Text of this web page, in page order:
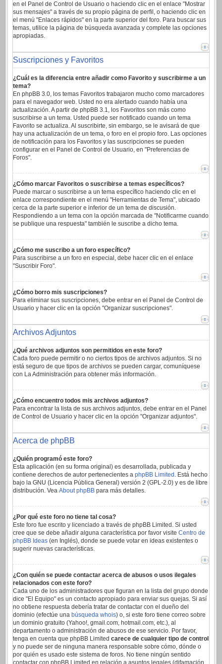
en el Panel de Control de Usuario o haciendo clic en el enlace "Mostrar
sus mensajes" a través de su propio página de perfil, o haciendo clic en
el menú "Enlaces rápidos" en la parte superior del foro. Para buscar sus
temas, utilice la página de búsqueda avanzada y complete las opciones
apropiadas.
Suscripciones y Favoritos
¿Cuál es la diferencia entre añadir como Favorito y suscribirme a un
tema?
En phpBB 3.0, los temas Favoritos trabajaron mucho como marcadores
para el navegador web. Usted no era alertado cuando había una
actualización. A partir de phpBB 3.1, los Favoritos son más como
suscribirse a un tema. Usted puede ser notificado cuando un tema
Favorito se actualiza. Al suscribirte, sin embargo, se le avisará de que
hay una actualización de un tema, o foro en el propio foro. Las opciones
de notificación para los Favoritos y las suscripciones se pueden
configurar en el Panel de Control de Usuario, en "Preferencias de
Foros".
¿Cómo marcar Favoritos o suscribirse a temas específicos?
Puede marcar o suscribirse a un tema específico haciendo clic en el
enlace correspondiente en el menú "Herramientas de Tema", ubicado
cerca de la parte superior e inferior de un tema de discusión.
Respondiendo a un tema con la opción marcada de "Notificarme cuando
se publique una respuesta" también le suscribe a dicho tema.
¿Cómo me suscribo a un foro específico?
Para suscribirse a un foro en especial, debe hacer clic en el enlace
"Suscribir Foro".
¿Cómo borro mis suscripciones?
Para eliminar sus suscripciones, debe entrar en el Panel de Control de
Usuario y hacer clic en la opción "Organizar suscripciones".
Archivos Adjuntos
¿Qué archivos adjuntos son permitidos en este foro?
Cada foro puede permitir o no ciertos tipos de archivos adjuntos. Si no
está seguro de que tipos de archivos se pueden cargar, comuníquese
con La Administración para obtener más información.
¿Cómo encuentro todos mis archivos adjuntos?
Para encontrar la lista de sus archivos adjuntos, debe entrar en el Panel
de Control de Usuario y hacer clic en la opción "Organizar adjuntos".
Acerca de phpBB
¿Quién programó este foro?
Esta aplicación (en su forma original) es desarrollada, publicada y
contiene derechos de autor pertenecientes a phpBB Limited . Está hecho
bajo la GNU (Licencia Pública General) versión 2 (GPL-2.0) y es de libre
distribución. Vea About phpBB para más detalles.
¿Por qué este foro no tiene tal cosa?
Este foro fue escrito y licenciado a través de phpBB Limited. Si usted
cree que se debe añadir alguna característica por favor visite Centro de
phpBB Ideas (en Inglés), donde se puede votar en ideas existentes o
sugerir nuevas características.
¿Con quién se puede contactar acerca de abusos o usos ilegales
relacionados con este foro?
Cada uno de los administradores que figuran en la lista del grupo donde
dice "El Equipo" es un contacto apropiado para enviar sus quejas. Si así
no obtiene respuesta debería tratar de contactar con el dueño del
dominio (efectúe una búsqueda whois) o, si este foro tiene correo sobre
un dominio gratuito (Yahoo!, gmail.com, hotmail.com, etc.), al
departamento o administración de abusos de ese servicio. Por favor,
tenga en cuenta que phpBB Limited carece de cualquier tipo de control
y no puede ser de ninguna manera responsable sobre cómo, dónde o
por quién es usado este sistema de foros. No tiene ningún sentido
contactar con phpBB Limited en relación a asuntos legales (difamación,